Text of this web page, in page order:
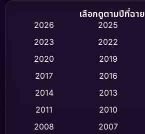
Biography ชีวิตจริง
Classic หนังคลาสสิก
Comedy ตลก
Crime อาชญากรรม
เลือกดูตามปีที่ฉาย
2026 2025
2023
2022
2020
2019
2017
2016
2014
2013
2011
2010
2008
2007